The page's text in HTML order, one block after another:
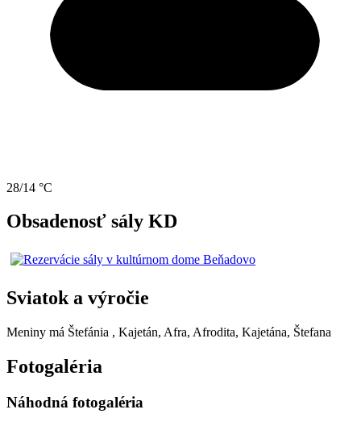
28/14 °C
Obsadenosť sály KD
Sviatok a výročie
Meniny má Štefánia , Kajetán, Afra, Afrodita, Kajetána, Štefana
Fotogaléria
Náhodná fotogaléria